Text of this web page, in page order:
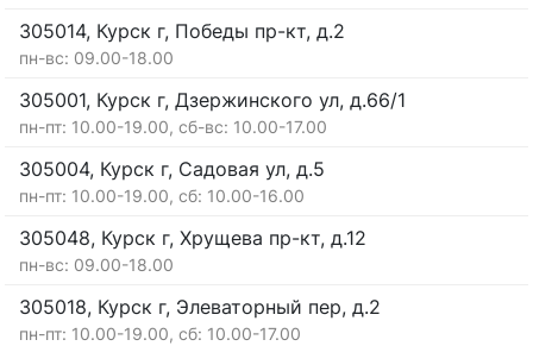
305014, Курск г, Победы пр-кт, д.2
пн-вс: 09.00-18.00
305001, Курск г, Дзержинского ул, д.66/1
пн-пт: 10.00-19.00, сб-вс: 10.00-17.00
305004, Курск г, Садовая ул, д.5
пн-пт: 10.00-19.00, сб: 10.00-16.00
305048, Курск г, Хрущева пр-кт, д.12
пн-вс: 09.00-18.00
305018, Курск г, Элеваторный пер, д.2
пн-пт: 10.00-19.00, сб: 10.00-17.00